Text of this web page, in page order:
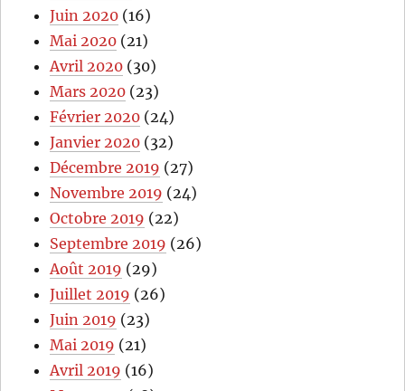
Juin 2020 (16)
Mai 2020 (21)
Avril 2020 (30)
Mars 2020 (23)
Février 2020 (24)
Janvier 2020 (32)
Décembre 2019 (27)
Novembre 2019 (24)
Octobre 2019 (22)
Septembre 2019 (26)
Août 2019 (29)
Juillet 2019 (26)
Juin 2019 (23)
Mai 2019 (21)
Avril 2019 (16)